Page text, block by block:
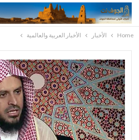
Home الأخبار الأخبار العربية والعالمية